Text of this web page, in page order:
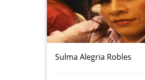
Sulma Alegria Robles